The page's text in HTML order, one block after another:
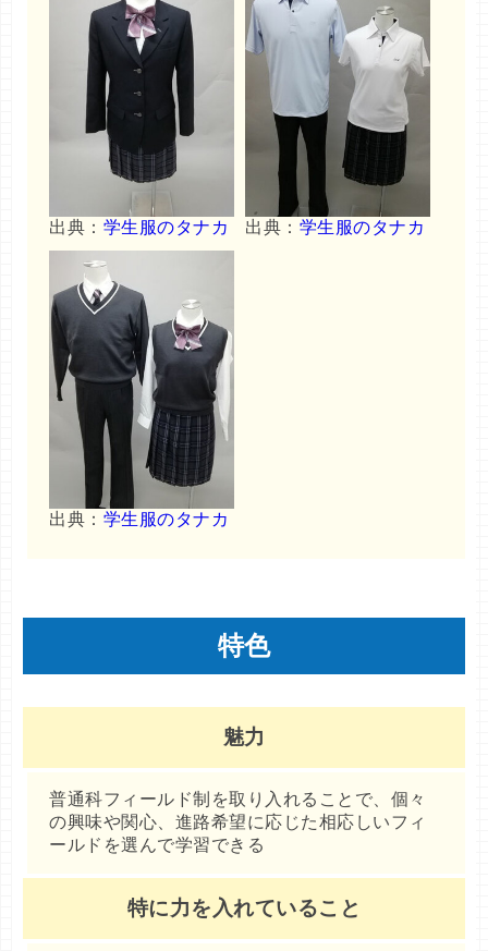
出典： 学生服のタナカ 出典： 学生服のタナカ
出典： 学生服のタナカ
特色
魅力
普通科フィールド制を取り入れることで、個々
の興味や関心、進路希望に応じた相応しいフィ
ールドを選んで学習できる
特に力を入れていること